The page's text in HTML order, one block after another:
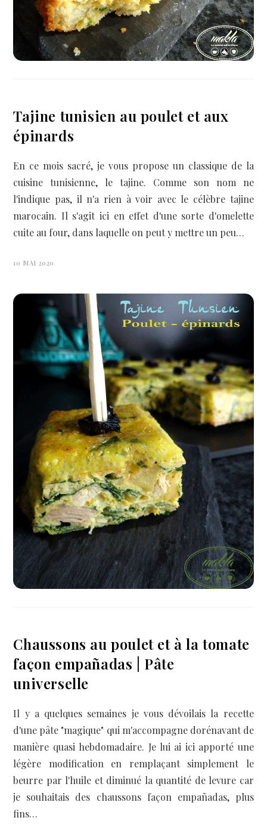
Tajine tunisien au poulet et aux
épinards
En ce mois sacré, je vous propose un classique de la
cuisine tunisienne, le tajine. Comme son nom ne
l'indique pas, il n'a rien à voir avec le célèbre tajine
marocain. Il s'agit ici en effet d'une sorte d'omelette
cuite au four, dans laquelle on peut y mettre un peu…
10 MAI 2020
Chaussons au poulet et à la tomate
façon empañadas | Pâte
universelle
Il y a quelques semaines je vous dévoilais la recette
d'une pâte "magique" qui m'accompagne dorénavant de
manière quasi hebdomadaire. Je lui ai ici apporté une
légère modification en remplaçant simplement le
beurre par l'huile et diminué la quantité de levure car
je souhaitais des chaussons façon empañadas, plus
fins…